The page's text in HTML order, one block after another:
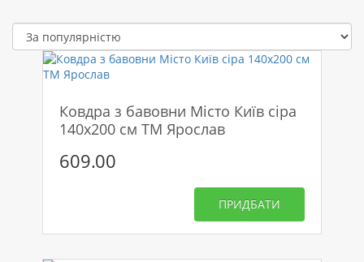
Ковдра з бавовни Місто Київ сіра
140х200 см ТМ Ярослав
609.00
ПРИДБАТИ